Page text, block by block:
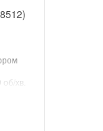
хв.
при